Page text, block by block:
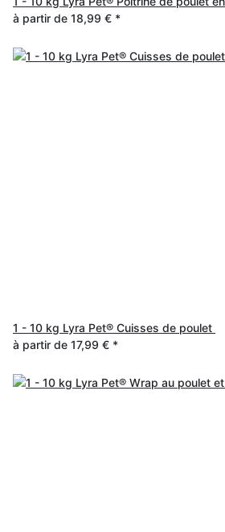
à partir de 18,99 € *
1 - 10 kg Lyra Pet® Cuisses de poulet
à partir de 17,99 € *